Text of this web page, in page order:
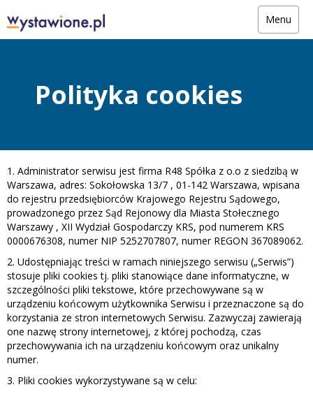
Menu
Polityka cookies
1. Administrator serwisu jest firma R48 Spółka z o.o z siedzibą w
Warszawa, adres: Sokołowska 13/7 , 01-142 Warszawa, wpisana
do rejestru przedsiębiorców Krajowego Rejestru Sądowego,
prowadzonego przez Sąd Rejonowy dla Miasta Stołecznego
Warszawy , XII Wydział Gospodarczy KRS, pod numerem KRS
0000676308, numer NIP 5252707807, numer REGON 367089062.
2. Udostępniając treści w ramach niniejszego serwisu („Serwis”)
stosuje pliki cookies tj. pliki stanowiące dane informatyczne, w
szczególności pliki tekstowe, które przechowywane są w
urządzeniu końcowym użytkownika Serwisu i przeznaczone są do
korzystania ze stron internetowych Serwisu. Zazwyczaj zawierają
one nazwę strony internetowej, z której pochodzą, czas
przechowywania ich na urządzeniu końcowym oraz unikalny
numer.
3. Pliki cookies wykorzystywane są w celu: